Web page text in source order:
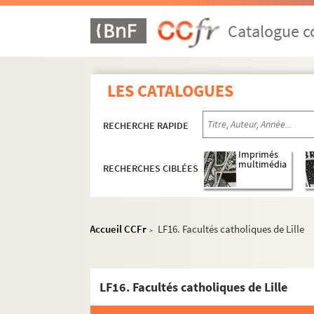
Catalogue
LES CATALOGUES
RECHERCHE RAPIDE
RECHERCHES CIBLÉES
Imprimés
multimédia
Accueil CCFr > LF16. Facultés catholiques de Lille
LF16. Facultés catholiques de Lille